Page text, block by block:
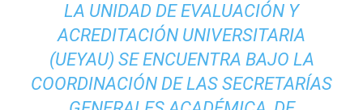
LA UNIDAD DE EVALUACIÓN Y
ACREDITACIÓN UNIVERSITARIA
(UEYAU) SE ENCUENTRA BAJO LA
COORDINACIÓN DE LAS SECRETARÍAS